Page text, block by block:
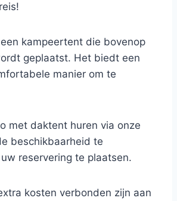
kampeertent die bovenop
geplaatst. Het biedt een
manier om te
met daktent huren via onze
beschikbaarheid te
reservering te plaatsen.
kosten verbonden zijn aan